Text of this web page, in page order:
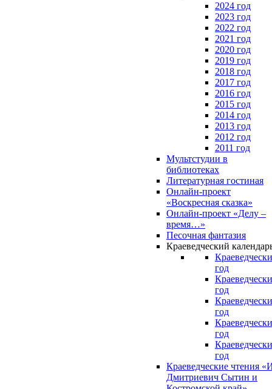
2024 год
2023 год
2022 год
2021 год
2020 год
2019 год
2018 год
2017 год
2016 год
2015 год
2014 год
2013 год
2012 год
2011 год
Мультстудии в
библиотеках
Литературная гостиная
Онлайн-проект
«Воскресная сказка»
Онлайн-проект «Делу –
время…»
Песочная фантазия
Краеведческий
год
год
год
год
год
Краеведческие чтения
Дмитриевич Сытин и